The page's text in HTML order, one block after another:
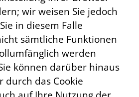
wir weisen Sie jedoch
in diesem Falle
sämtliche Funktionen
werden
können darüber hinaus
durch das Cookie